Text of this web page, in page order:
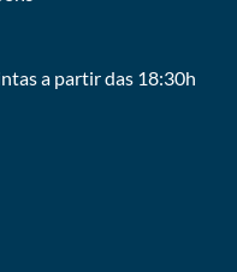
a partir das 18:30h